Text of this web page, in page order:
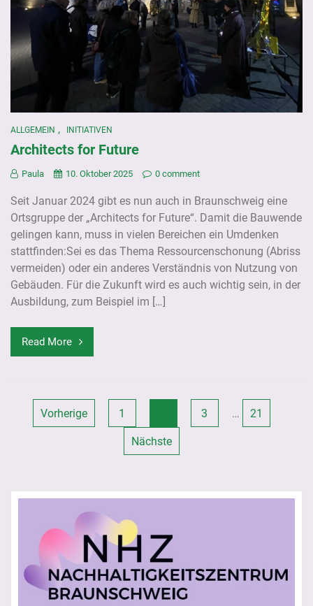
ALLGEMEIN , INITIATIVEN
Architects for Future
Paula 10. Oktober 2025 0 comment
Seit Januar 2024 gibt es nun auch in Braunschweig eine
Ortsgruppe der „Architects for Future“. Damit die Bauwende
gelingen kann, muss in vielen Bereichen ein Umdenken
stattfinden:Sei es das Thema Ressourcenschonung (Abriss
vermeiden) oder ein anderes Verständnis von Nutzung von
Gebäuden. Für die Zukunft wird es auch wichtig sein, in der
Ausbildung, zum Beispiel im […]
Read More
Seitennummerierung
Vorherige 1 3 … 21
Nächste